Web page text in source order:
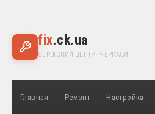
fix.ck.ua
СЕРВІСНИЙ ЦЕНТР · ЧЕРКАСИ
Главная Ремонт Настройка